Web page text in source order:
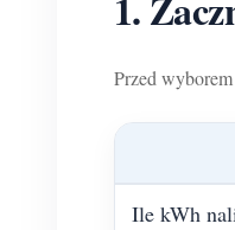
Przed
Ile kWh